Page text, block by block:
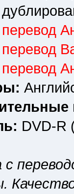
DVD-R
c